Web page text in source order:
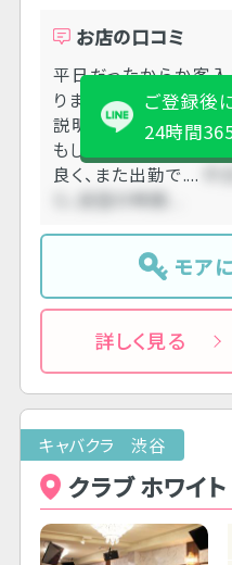
お店の口コミ
平日だったからか客
りました。客層はサラ
説明がとても丁寧。キ
もしっかり明細を提示
良く、また出勤で....
ら、店空の時間....
ご登録後
24時間
モア
詳しく見る
キャバクラ 渋谷
クラブ ホワイト